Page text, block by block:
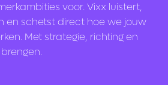
voor. Vixx luistert,
en schetst direct hoe we jouw
Met strategie, richting en